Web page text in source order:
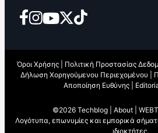
Όροι Χρήσης Πολιτική Προστασίας
Δήλωση Χορηγούμενου Περιεχομένου
Αποποίηση Ευθύνης
©2026 Techblog | About
Λογότυπα, επωνυμίες και εμπορικά
ιδιοκτήτες.